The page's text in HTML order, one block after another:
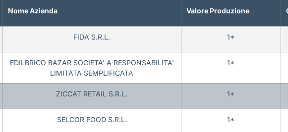
Nome Azienda Valore Produzione
FIDA S.R.L. 1*
EDILBRICO BAZAR SOCIETA’ A RESPONSABILITA’
LIMITATA SEMPLIFICATA
1*
ZICCAT RETAIL S.R.L. 1*
SELCOR FOOD S.R.L. 1*